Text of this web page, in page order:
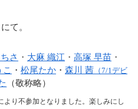
て。
さ ・ 大麻 織江 ・ 高塚 早苗 ・
・ 松尾たか ・ 森川 茜 （7/1デビ
（敬称略）
より不参加となりました。楽しみにし